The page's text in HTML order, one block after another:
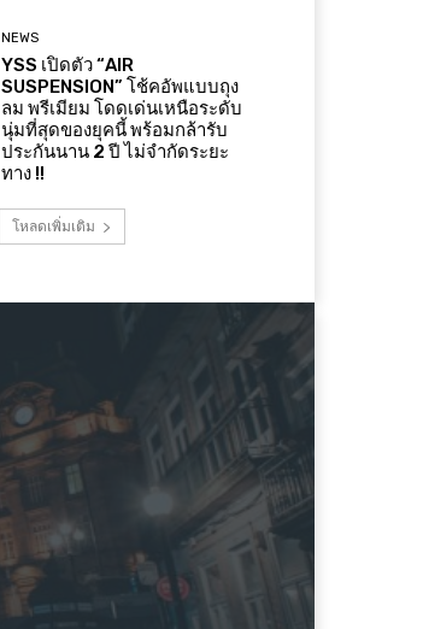
NEWS
YSS เปิดตัว “AIR
SUSPENSION” โช้คอัพแบบถุง
ลม พรีเมียม โดดเด่นเหนือระดับ
นุ่มที่สุดของยุคนี้ พร้อมกล้ารับ
ประกันนาน 2 ปี ไม่จำกัดระยะ
ทาง !!
โหลดเพิ่มเติม